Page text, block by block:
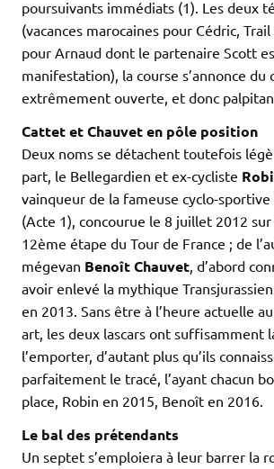
poursuivants immédiats (1). Les deux
(vacances marocaines pour Cédric,
pour Arnaud dont le partenaire Scott
manifestation), la course s’annonce du
extrêmement ouverte, et donc
Cattet et Chauvet en pôle position
Deux noms se détachent toutefois
part, le Bellegardien et ex-cycliste
vainqueur de la fameuse cyclo-sportive
(Acte 1), concourue le 8 juillet 2012
12ème étape du Tour de France ; de
mégevan Benoît Chauvet, d’abord
avoir enlevé la mythique
en 2013. Sans être à l’heure actuelle
art, les deux lascars ont suffisamment
l’emporter, d’autant plus qu’ils
parfaitement le tracé, l’ayant chacun
place, Robin en 2015, Benoît en 2016.
Le bal des prétendants
Un septet s’emploiera à leur barrer la